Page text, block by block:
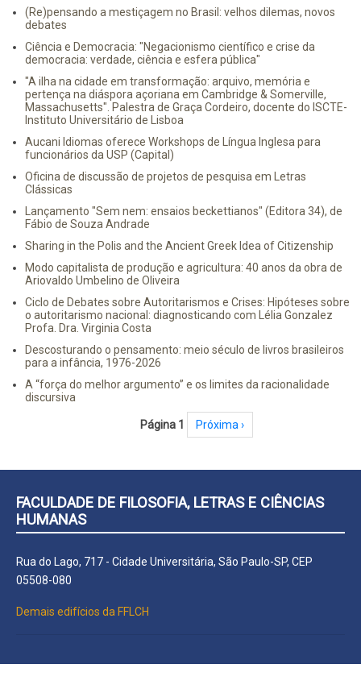
(Re)pensando a mestiçagem no Brasil: velhos dilemas, novos
debates
Ciência e Democracia: "Negacionismo científico e crise da
democracia: verdade, ciência e esfera pública"
"A ilha na cidade em transformação: arquivo, memória e
pertença na diáspora açoriana em Cambridge & Somerville,
Massachusetts". Palestra de Graça Cordeiro, docente do ISCTE-
Instituto Universitário de Lisboa
Aucani Idiomas oferece Workshops de Língua Inglesa para
funcionários da USP (Capital)
Oficina de discussão de projetos de pesquisa em Letras
Clássicas
Lançamento "Sem nem: ensaios beckettianos" (Editora 34), de
Fábio de Souza Andrade
Sharing in the Polis and the Ancient Greek Idea of Citizenship
Modo capitalista de produção e agricultura: 40 anos da obra de
Ariovaldo Umbelino de Oliveira
Ciclo de Debates sobre Autoritarismos e Crises: Hipóteses sobre
o autoritarismo nacional: diagnosticando com Lélia Gonzalez
Profa. Dra. Virginia Costa
Descosturando o pensamento: meio século de livros brasileiros
para a infância, 1976-2026
A “força do melhor argumento” e os limites da racionalidade
discursiva
Página 1 Próxima página
Próxima ›
FACULDADE DE FILOSOFIA, LETRAS E CIÊNCIAS
HUMANAS
Rua do Lago, 717 - Cidade Universitária, São Paulo-SP, CEP
05508-080
Demais edifícios da FFLCH